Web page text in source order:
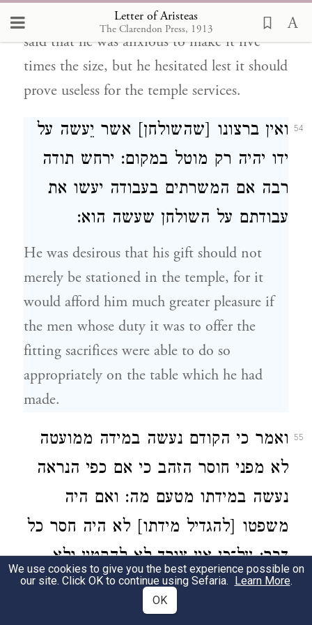
Letter of Aristeas
The Clarendon Press, 1913
there was nothing to prevent him. And he
said that he was anxious to make it five
times the size, but he hesitated lest it should
prove useless for the temple services.
54
ואין ברצונו [שהשולחן] אשר יֵעשה על
ידו יהיה רק מוטל במקום: ירחש תודה
רבה אם המשרתים בעבודה יעשו את
עבודתם על השולחן שעשה הוא:
He was desirous that his gift should not
merely be stationed in the temple, for it
would afford him much greater pleasure if
the men whose duty it was to offer the
fitting sacrifices were able to do so
appropriately on the table which he had
made.
55
ואמר כי הקודם נעשה במידה ממועטה
לא מפני חוסר הזהב כי אם כפי הנראה
נעשה במידתו מטעם מה: ואם היה
משפטו [להגדיל מידתו] לא היה חסר כל
דבר: על־כן אין צורך לא להקטין ולא
להגדיל [מידתו] אשר נעשתה יפה:
We use cookies to give you the best experience possible on
our site. Click OK to continue using Sefaria. Learn More.
OK